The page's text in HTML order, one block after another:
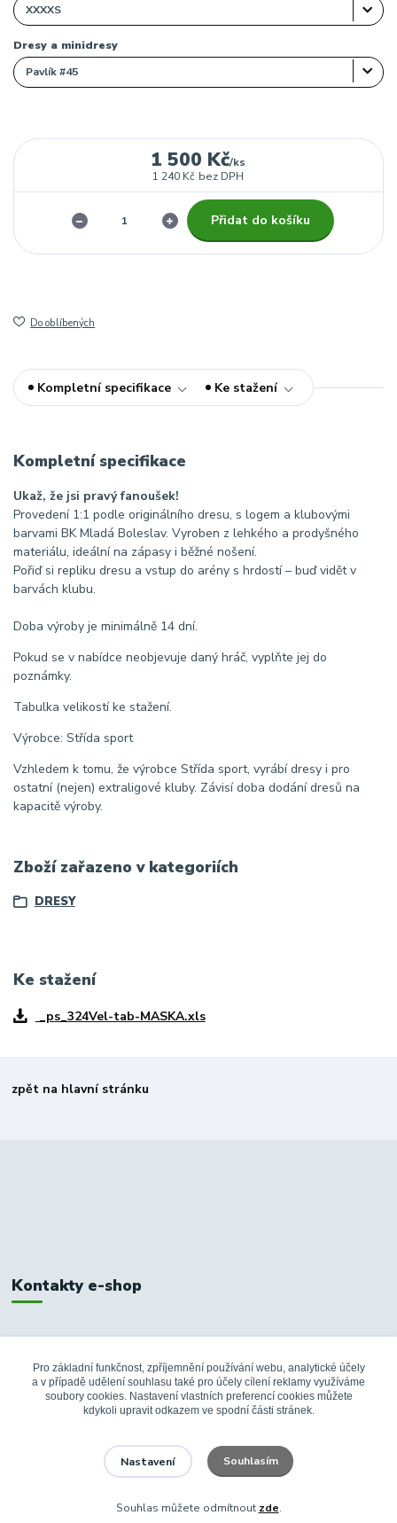
Dresy a minidresy
1 500 Kč/ks
1 240 Kč bez DPH
Přidat do košíku
Do oblíbených
Kompletní specifikace Ke stažení
Kompletní specifikace
Ukaž, že jsi pravý fanoušek!
Provedení 1:1 podle originálního dresu, s logem a klubovými
barvami BK Mladá Boleslav. Vyroben z lehkého a prodyšného
materiálu, ideální na zápasy i běžné nošení.
Pořiď si repliku dresu a vstup do arény s hrdostí – buď vidět v
barvách klubu.
Doba výroby je minimálně 14 dní.
Pokud se v nabídce neobjevuje daný hráč, vyplňte jej do
poznámky.
Tabulka velikostí ke stažení.
Výrobce: Střída sport
Vzhledem k tomu, že výrobce Střída sport, vyrábí dresy i pro
ostatní (nejen) extraligové kluby. Závisí doba dodání dresů na
kapacitě výroby.
Zboží zařazeno v kategoriích
DRESY
Ke stažení
_ps_324Vel-tab-MASKA.xls
zpět na hlavní stránku
Kontakty e-shop
+420 326 748 155
info@fanshopbkboleslav.cz
Pro základní funkčnost, zpříjemnění používání webu, analytické účely
a v případě udělení souhlasu také pro účely cílení reklamy využíváme
soubory cookies. Nastavení vlastních preferencí cookies můžete
kdykoli upravit odkazem ve spodní části stránek.
Nastavení Souhlasím
Souhlas můžete odmítnout zde.